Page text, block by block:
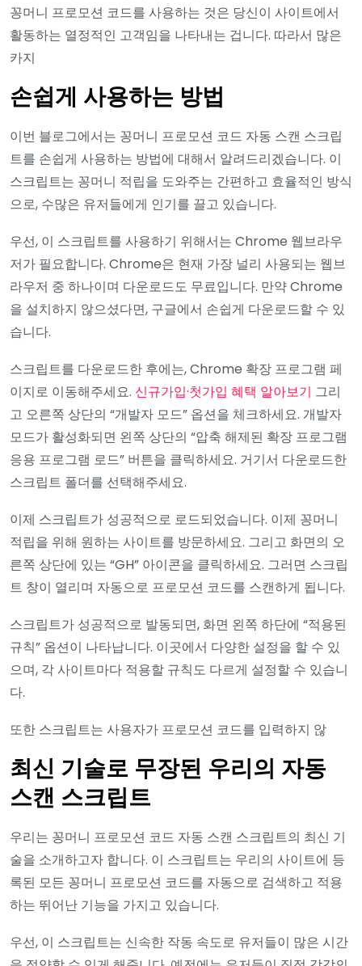
꽁머니 프로모션 코드를 사용하는 것은 당신이 사이트에서
활동하는 열정적인 고객임을 나타내는 겁니다. 따라서 많은
카지
손쉽게 사용하는 방법
이번 블로그에서는 꽁머니 프로모션 코드 자동 스캔 스크립
트를 손쉽게 사용하는 방법에 대해서 알려드리겠습니다. 이
스크립트는 꽁머니 적립을 도와주는 간편하고 효율적인 방식
으로, 수많은 유저들에게 인기를 끌고 있습니다.
우선, 이 스크립트를 사용하기 위해서는 Chrome 웹브라우
저가 필요합니다. Chrome은 현재 가장 널리 사용되는 웹브
라우저 중 하나이며 다운로드도 무료입니다. 만약 Chrome
을 설치하지 않으셨다면, 구글에서 손쉽게 다운로드할 수 있
습니다.
스크립트를 다운로드한 후에는, Chrome 확장 프로그램 페
이지로 이동해주세요. 신규가입·첫가입 혜택 알아보기 그리
고 오른쪽 상단의 “개발자 모드” 옵션을 체크하세요. 개발자
모드가 활성화되면 왼쪽 상단의 “압축 해제된 확장 프로그램
응용 프로그램 로드” 버튼을 클릭하세요. 거기서 다운로드한
스크립트 폴더를 선택해주세요.
이제 스크립트가 성공적으로 로드되었습니다. 이제 꽁머니
적립을 위해 원하는 사이트를 방문하세요. 그리고 화면의 오
른쪽 상단에 있는 “GH” 아이콘을 클릭하세요. 그러면 스크립
트 창이 열리며 자동으로 프로모션 코드를 스캔하게 됩니다.
스크립트가 성공적으로 발동되면, 화면 왼쪽 하단에 “적용된
규칙” 옵션이 나타납니다. 이곳에서 다양한 설정을 할 수 있
으며, 각 사이트마다 적용할 규칙도 다르게 설정할 수 있습니
다.
또한 스크립트는 사용자가 프로모션 코드를 입력하지 않
최신 기술로 무장된 우리의 자동
스캔 스크립트
우리는 꽁머니 프로모션 코드 자동 스캔 스크립트의 최신 기
술을 소개하고자 합니다. 이 스크립트는 우리의 사이트에 등
록된 모든 꽁머니 프로모션 코드를 자동으로 검색하고 적용
하는 뛰어난 기능을 가지고 있습니다.
우선, 이 스크립트는 신속한 작동 속도로 유저들이 많은 시간